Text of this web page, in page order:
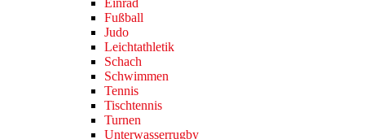
Einrad
Fußball
Judo
Leichtathletik
Schach
Schwimmen
Tennis
Tischtennis
Turnen
Unterwasserrugby